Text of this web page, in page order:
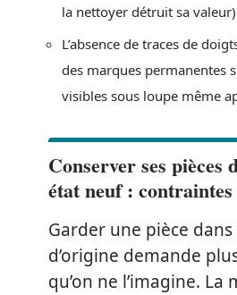
la nettoyer détruit sa valeur)
L’absence de traces de
des marques permanentes
visibles sous loupe même
Conserver ses pièces
état neuf :
Garder une pièce
d’origine demande
qu’on ne l’imagine.